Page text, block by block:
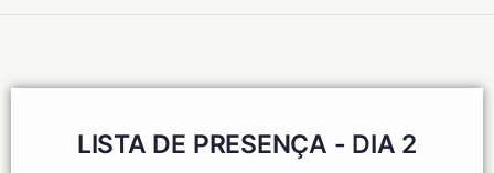
LISTA DE PRESENÇA - DIA 2